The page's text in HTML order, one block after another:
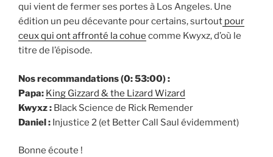
qui vient de fermer ses portes à Los Angeles. Une
édition un peu décevante pour certains, surtout pour
ceux qui ont affronté la cohue comme Kwyxz, d’où le
titre de l’épisode.
Nos recommandations (0: 53:00) :
Papa: King Gizzard & the Lizard Wizard
Kwyxz : Black Science de Rick Remender
Daniel : Injustice 2 (et Better Call Saul évidemment)
Bonne écoute !